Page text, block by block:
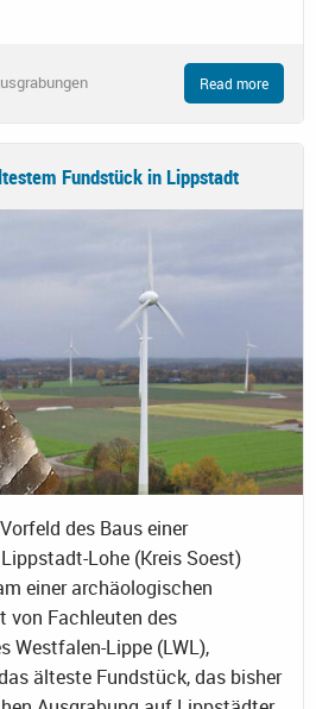
Read more
Fundstück in Lippstadt
des Baus einer
Lohe (Kreis Soest)
einer archäologischen
von Fachleuten des
Westfalen-Lippe (LWL),
älteste Fundstück, das bisher